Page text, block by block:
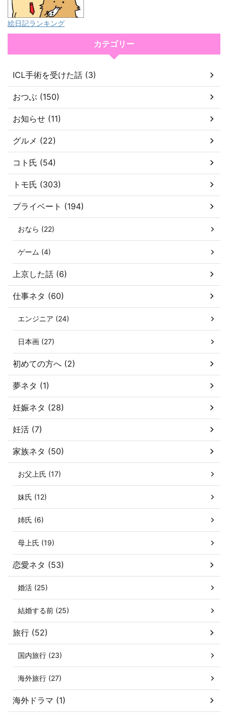
絵日記ランキング
カテゴリー
ICL手術を受けた話 (3)
おつぶ (150)
お知らせ (11)
グルメ (22)
コト氏 (54)
トモ氏 (303)
プライベート (194)
おなら (22)
ゲーム (4)
上京した話 (6)
仕事ネタ (60)
エンジニア (24)
日本画 (27)
初めての方へ (2)
夢ネタ (1)
妊娠ネタ (28)
妊活 (7)
家族ネタ (50)
お父上氏 (17)
妹氏 (12)
姉氏 (6)
母上氏 (19)
恋愛ネタ (53)
婚活 (25)
結婚する前 (25)
旅行 (52)
国内旅行 (23)
海外旅行 (27)
海外ドラマ (1)